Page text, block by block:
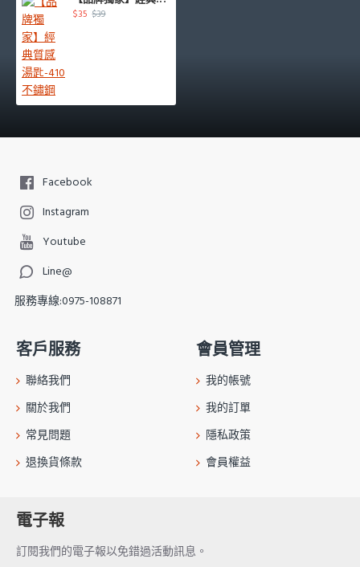
$35 $39
Facebook
Instagram
Youtube
Line@
服務專線:0975-108871
客戶服務
聯絡我們
關於我們
常見問題
退換貨條款
會員管理
我的帳號
我的訂單
隱私政策
會員權益
電子報
訂閱我們的電子報以免錯過活動訊息。